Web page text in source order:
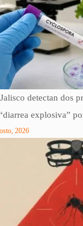
detectan dos
explosiva”
2026